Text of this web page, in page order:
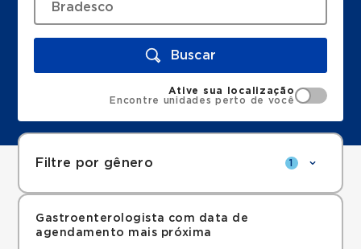
Buscar
Ative sua localização
Encontre unidades perto de você
Filtre por gênero 1
Gastroenterologista com data de
agendamento mais próxima